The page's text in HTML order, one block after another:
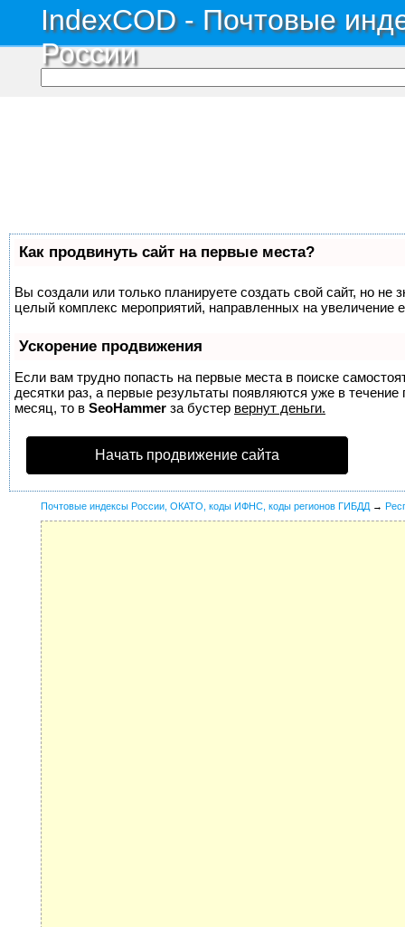
IndexCOD - Почтовые
России
Как продвинуть сайт на первые места?
Вы создали или только планируете создать свой сайт, но не
целый комплекс мероприятий, направленных на увеличение
Ускорение продвижения
Если вам трудно попасть на первые места в поиске
десятки раз, а первые результаты появляются уже в
месяц, то в SeoHammer за бустер вернут деньги.
Начать продвижение сайта
Почтовые индексы России, ОКАТО, коды ИФНС, коды регионов ГИБДД →